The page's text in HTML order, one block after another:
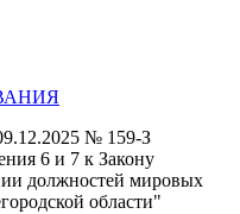
№ 159-З
6 и 7 к Закону
должностей мировых
области"